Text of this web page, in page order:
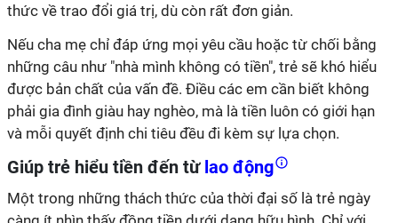
thức về trao đổi giá trị, dù còn rất đơn giản.
Nếu cha mẹ chỉ đáp ứng mọi yêu cầu hoặc từ chối bằng
những câu như "nhà mình không có tiền", trẻ sẽ khó hiểu
được bản chất của vấn đề. Điều các em cần biết không
phải gia đình giàu hay nghèo, mà là tiền luôn có giới hạn
và mỗi quyết định chi tiêu đều đi kèm sự lựa chọn.
Giúp trẻ hiểu tiền đến từlao động
Một trong những thách thức của thời đại số là trẻ ngày